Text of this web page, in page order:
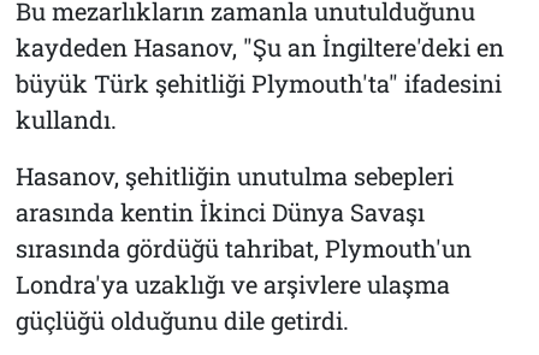
Bu mezarlıkların zamanla unutulduğunu
kaydeden Hasanov, "Şu an İngiltere'deki en
büyük Türk şehitliği Plymouth'ta" ifadesini
kullandı.
Hasanov, şehitliğin unutulma sebepleri
arasında kentin İkinci Dünya Savaşı
sırasında gördüğü tahribat, Plymouth'un
Londra'ya uzaklığı ve arşivlere ulaşma
güçlüğü olduğunu dile getirdi.